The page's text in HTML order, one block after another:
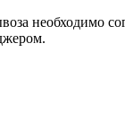
необходимо